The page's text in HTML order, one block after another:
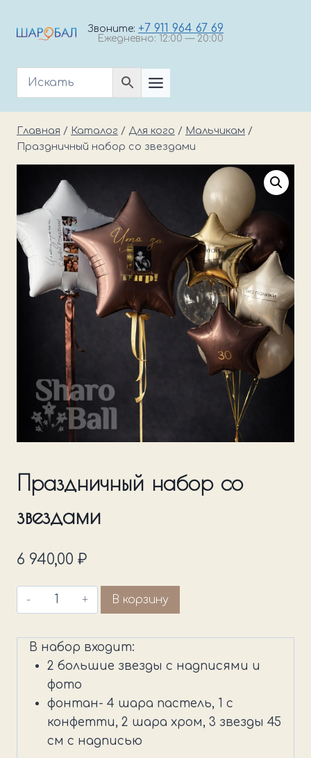
Звоните: +7 911 964 67 69
Ежедневно: 12:00 — 20:00
Главная / Каталог / Для кого / Мальчикам /
Праздничный набор со звездами
Праздничный набор со
звездами
6 940,00 ₽
Количество
товара
набор
со
звездами
В корзину
В набор входит:
2 большие звезды с надписями и
фото
фонтан- 4 шара пастель, 1 с
конфетти, 2 шара хром, 3 звезды 45
см с надписью